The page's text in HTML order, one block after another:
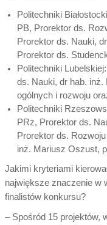
Politechniki
PB, Prorektor ds.
Prorektor ds. Nauki,
Prorektor ds.
Politechniki
ds. Nauki, dr hab.
ogólnych i rozwoju
Politechniki
PRz, Prorektor ds.
Prorektor ds.
inż. Mariusz Oszust,
Jakimi kryteriami
największe znaczenie w
finalistów konkursu?
– Spośród 15 projektów,